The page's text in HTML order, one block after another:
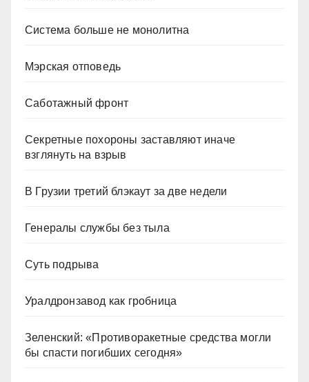
Система больше не монолитна
Мэрская отповедь
Саботажный фронт
Секретные похороны заставляют иначе
взглянуть на взрыв
В Грузии третий блэкаут за две недели
Генералы службы без тыла
Суть подрыва
Уралдронзавод как гробница
Зеленский: «Противоракетные средства могли
бы спасти погибших сегодня»